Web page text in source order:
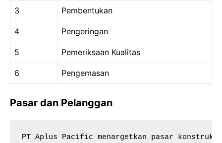
3 Pembentukan
4 Pengeringan
5 Pemeriksaan Kualitas
6 Pengemasan
Pasar dan Pelanggan
PT Aplus Pacific menargetkan pasar